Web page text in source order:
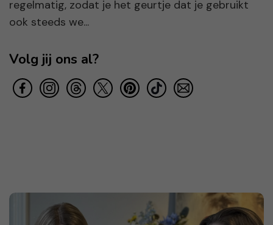
regelmatig, zodat je het geurtje dat je gebruikt
ook steeds we...
Volg jij ons al?